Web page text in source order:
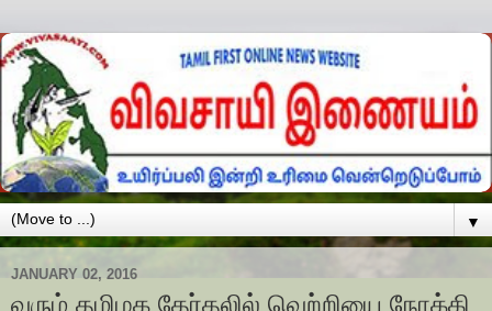
▼
JANUARY 02, 2016
வரும் தமிழக தேர்தலில் வெற்றியை நோக்கி